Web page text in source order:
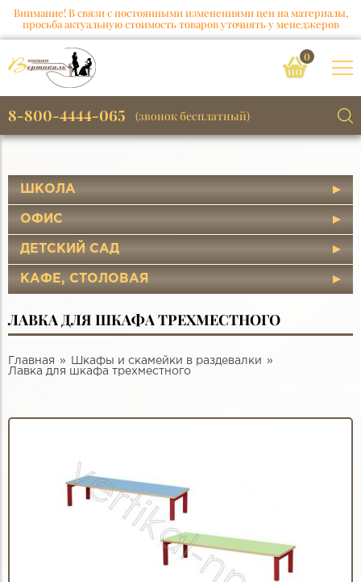
Внимание! В связи с постоянными изменениями цен на материалы,
просьба актуальную стоимость товаров уточнять у менеджеров
0
8-800-4444-065 (звонок бесплатный)
ШКОЛА
ОФИС
ДЕТСКИЙ САД
КАФЕ, СТОЛОВАЯ
ЛАВКА ДЛЯ ШКАФА ТРЕХМЕСТНОГО
Главная
Шкафы и скамейки в раздевалки
Лавка для шкафа трехместного